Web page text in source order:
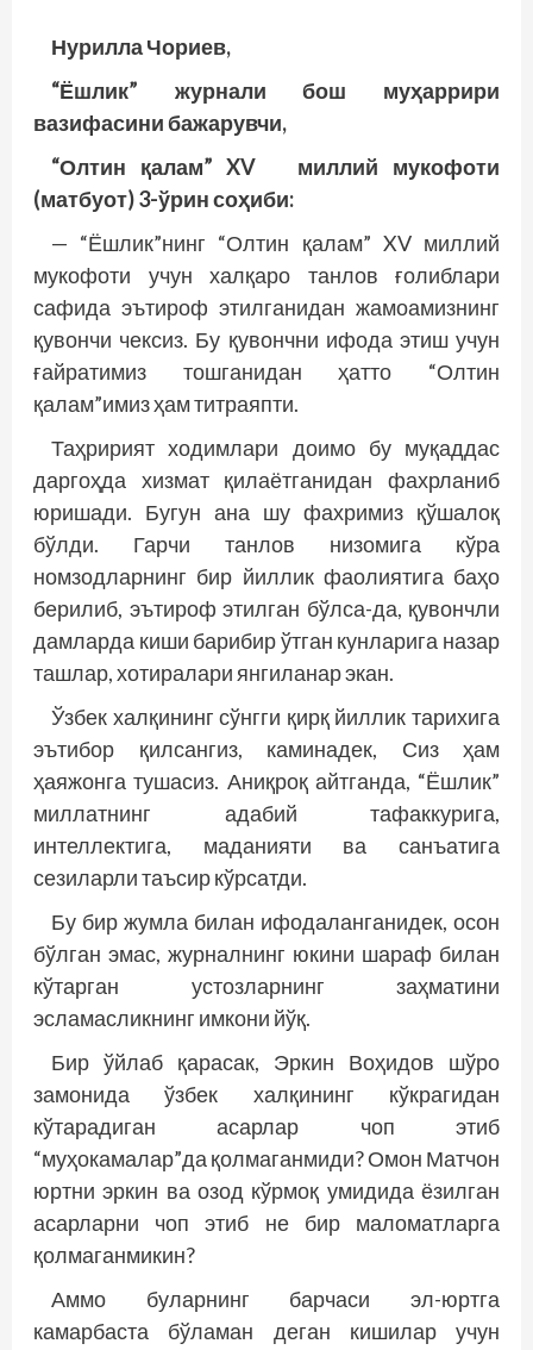
Нурилла Чориев,
“Ёшлик” журнали бош муҳаррири
вазифасини бажарувчи,
“Олтин қалам” XV миллий мукофоти
(матбуот) 3-ўрин соҳиби:
— “Ёшлик”нинг “Олтин қалам” XV миллий
мукофоти учун халқаро танлов ғолиблари
сафида эътироф этилганидан жамоамизнинг
қувончи чексиз. Бу қувончни ифода этиш учун
ғайратимиз тошганидан ҳатто “Олтин
қалам”имиз ҳам титраяпти.
Таҳририят ходимлари доимо бу муқаддас
даргоҳда хизмат қилаётганидан фахрланиб
юришади. Бугун ана шу фахримиз қўшалоқ
бўлди. Гарчи танлов низомига кўра
номзодларнинг бир йиллик фаолиятига баҳо
берилиб, эътироф этилган бўлса-да, қувончли
дамларда киши барибир ўтган кунларига назар
ташлар, хотиралари янгиланар экан.
Ўзбек халқининг сўнгги қирқ йиллик тарихига
эътибор қилсангиз, каминадек, Сиз ҳам
ҳаяжонга тушасиз. Аниқроқ айтганда, “Ёшлик”
миллатнинг адабий тафаккурига,
интеллектига, маданияти ва санъатига
сезиларли таъсир кўрсатди.
Бу бир жумла билан ифодаланганидек, осон
бўлган эмас, журналнинг юкини шараф билан
кўтарган устозларнинг заҳматини
эсламасликнинг имкони йўқ.
Бир ўйлаб қарасак, Эркин Воҳидов шўро
замонида ўзбек халқининг кўкрагидан
кўтарадиган асарлар чоп этиб
“муҳокамалар”да қолмаганмиди? Омон Матчон
юртни эркин ва озод кўрмоқ умидида ёзилган
асарларни чоп этиб не бир маломатларга
қолмаганмикин?
Аммо буларнинг барчаси эл-юртга
камарбаста бўламан деган кишилар учун